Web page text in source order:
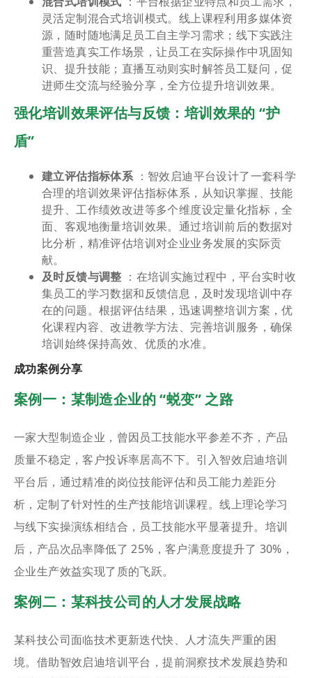
灵活定制混合式培训模式。线上课程利用多媒体资
源，随时随地满足员工自主学习需求；线下实践注
重营造真实工作场景，让员工在实际操作中巩固知
识、提升技能；直播互动则实时解答员工疑问，促
进师生交流与经验分享，全方位提升培训效果。
强化培训效果评估与反馈：培训效果的 “护
盾”
建立评估指标体系：智效启迪平台设计了一套科学
合理的培训效果评估指标体系，从知识掌握、技能
提升、工作绩效改进等多个维度设定量化指标，全
面、客观地衡量培训效果。通过培训前后的数据对
比分析，精准评估培训对企业业务发展的实际贡
献。
及时反馈与调整 ：在培训实施过程中，平台实时收
集员工的学习数据和反馈信息，及时发现培训中存
在的问题。根据评估结果，迅速调整培训方案，优
化课程内容、改进教学方法、完善培训服务，确保
培训始终保持高效、优质的水准。
成功案例分享
案例一：某制造企业的 “蜕变” 之路
一家大型制造企业，曾因员工技能水平参差不齐，产品
质量不稳定，客户投诉率居高不下。引入智效启迪培训
平台后，通过精准的岗位技能评估和员工能力差距分
析，定制了针对性的生产技能培训课程。线上理论学习
与线下实操演练相结合，员工技能水平显著提升。培训
后，产品次品率降低了 25%，客户满意度提升了 30%，
企业生产效益实现了质的飞跃。
案例二：某科技公司的人才发展战略
某科技公司面临技术更新迭代快、人才流失严重的困
境。借助智效启迪培训平台，提前洞察技术发展趋势和